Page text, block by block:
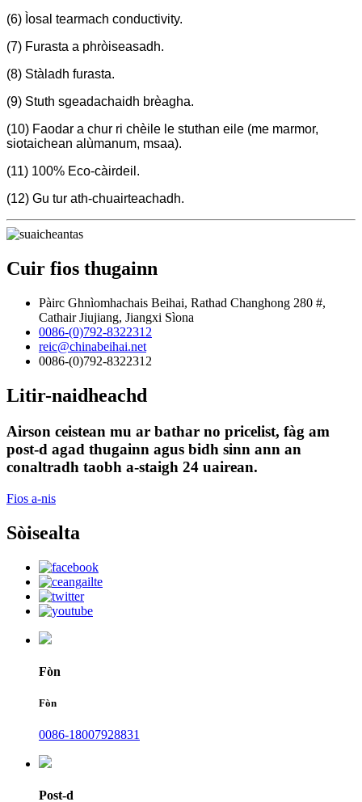
(6) Ìosal tearmach conductivity.
(7) Furasta a phròiseasadh.
(8) Stàladh furasta.
(9) Stuth sgeadachaidh brèagha.
(10) Faodar a chur ri chèile le stuthan eile (me marmor,
siotaichean alùmanum, msaa).
(11) 100% Eco-càirdeil.
(12) Gu tur ath-chuairteachadh.
Cuir fios thugainn
Pàirc Ghnìomhachais Beihai, Rathad Changhong 280 #,
Cathair Jiujiang, Jiangxi Sìona
0086-(0)792-8322312
reic@chinabeihai.net
0086-(0)792-8322312
Litir-naidheachd
Airson ceistean mu ar bathar no pricelist, fàg am
post-d agad thugainn agus bidh sinn ann an
conaltradh taobh a-staigh 24 uairean.
Fios a-nis
Sòisealta
Fòn
Fòn
0086-18007928831
Post-d